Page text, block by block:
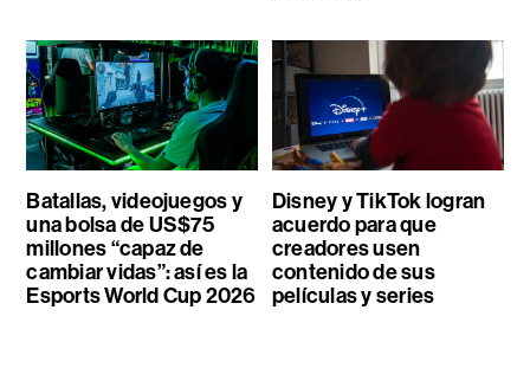
Batallas, videojuegos y
una bolsa de US$75
millones “capaz de
cambiar vidas”: así es la
Esports World Cup 2026
Disney y TikTok logran
acuerdo para que
creadores usen
contenido de sus
películas y series